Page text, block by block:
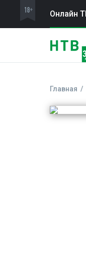
Онлайн
Главная